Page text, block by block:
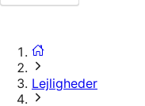
Lejligheder